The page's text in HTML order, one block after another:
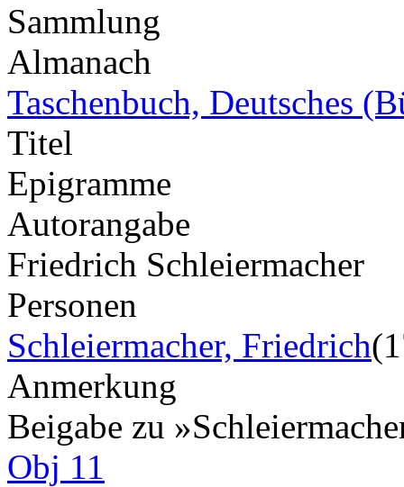
Sammlung
Almanach
Taschenbuch, Deutsches
Titel
Epigramme
Autorangabe
Friedrich Schleiermacher
Personen
Schleiermacher, Friedrich
Anmerkung
Beigabe zu
Obj 11